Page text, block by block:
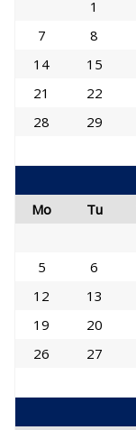
1
7
8
14
15
21
22
28
29
Mo
Tu
5
6
12
13
19
20
26
27